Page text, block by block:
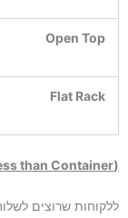
Open Top
Flat Rack
than Container) חלק ממכולה
ללקוחות שרוצים